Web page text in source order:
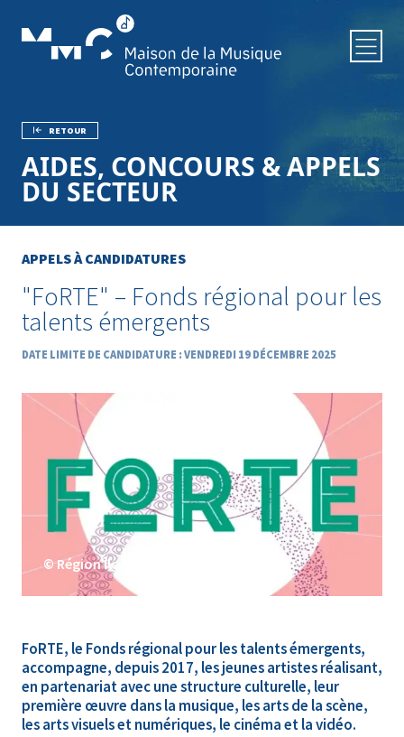
Aller au contenu principal
RETOUR
Fil d'Ariane
AIDES, CONCOURS & APPELS
DU SECTEUR
APPELS À CANDIDATURES
"FoRTE" – Fonds régional pour les
talents émergents
DATE LIMITE DE CANDIDATURE : VENDREDI 19 DÉCEMBRE 2025
© Région Île-de-France
FoRTE, le Fonds régional pour les talents émergents,
accompagne, depuis 2017, les jeunes artistes réalisant,
en partenariat avec une structure culturelle, leur
première œuvre dans la musique, les arts de la scène,
les arts visuels et numériques, le cinéma et la vidéo.